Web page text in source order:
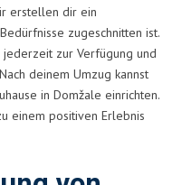
erstellen dir ein
zugeschnitten ist.
zur Verfügung und
deinem Umzug kannst
in Domžale einrichten.
einem positiven Erlebnis